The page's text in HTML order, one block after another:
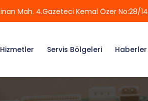
Mah. 4.Gazeteci Kemal Özer No:28/14
Hizmetler Servis Bölgeleri Haberler